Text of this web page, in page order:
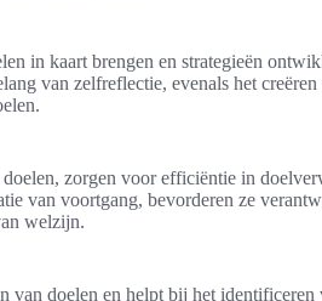
in kaart brengen en strategieën
van zelfreflectie, evenals het creëren
zorgen voor efficiëntie in
van voortgang, bevorderen ze
welzijn.
van doelen en helpt bij het identificeren